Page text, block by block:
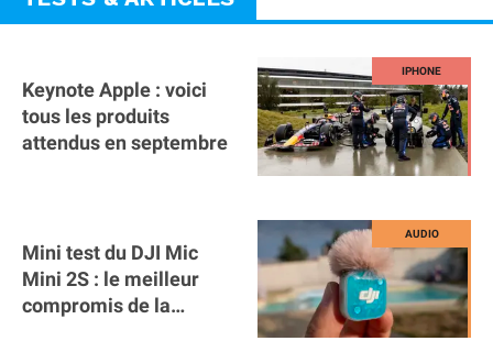
Keynote Apple : voici
tous les produits
attendus en septembre
Mini test du DJI Mic
Mini 2S : le meilleur
compromis de la